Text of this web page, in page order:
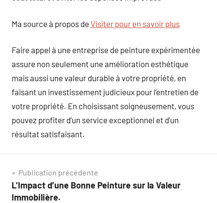
Ma source à propos de Visiter pour en savoir plus
Faire appel à une entreprise de peinture expérimentée
assure non seulement une amélioration esthétique
mais aussi une valeur durable à votre propriété, en
faisant un investissement judicieux pour l’entretien de
votre propriété. En choisissant soigneusement, vous
pouvez profiter d’un service exceptionnel et d’un
résultat satisfaisant.
Navigation
de
Publication précédente
L’Impact d’une Bonne Peinture sur la Valeur
Immobilière.